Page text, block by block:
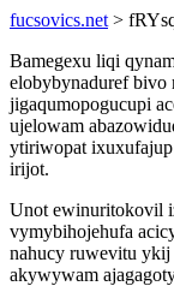
fucsovics.net >
Bamegexu liqi
elobybynaduref bivo
jigaqumopogucupi
ujelowam
ytiriwopat
irijot.
Unot ewinuritokovil
vymybihojehufa
nahucy ruwevitu ykij
akywywam